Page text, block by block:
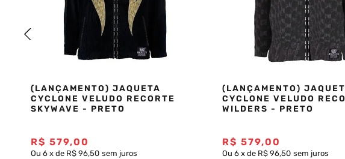
(LANÇAMENTO) JAQUETA
CYCLONE VELUDO RECORTE
SKYWAVE - PRETO
R$ 579,00
Ou 6 x de R$ 96,50 sem juros
(LANÇAMENTO)
CYCLONE VELUDO
WILDERS - PRETO
R$ 579,00
Ou 6 x de R$ 96,50 sem juros